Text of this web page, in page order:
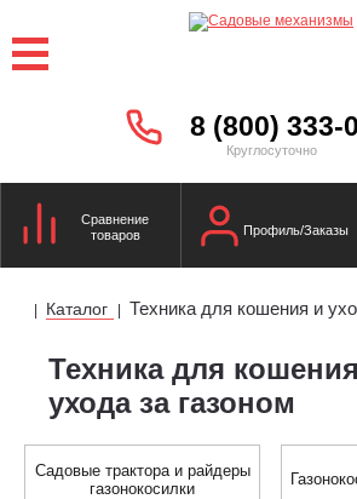
8 (800) 333-
Круглосуточно
Сравнение
товаров
Профиль/Заказы
| Каталог | Техника для кошения и
Техника для
ухода за газоном
Садовые трактора и райдеры
газонокосилки